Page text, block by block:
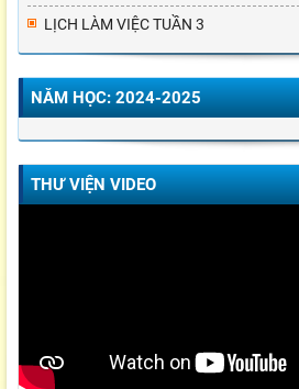
LỊCH LÀM VIỆC TUẦN 3
NĂM HỌC: 2024-2025
THƯ VIỆN VIDEO